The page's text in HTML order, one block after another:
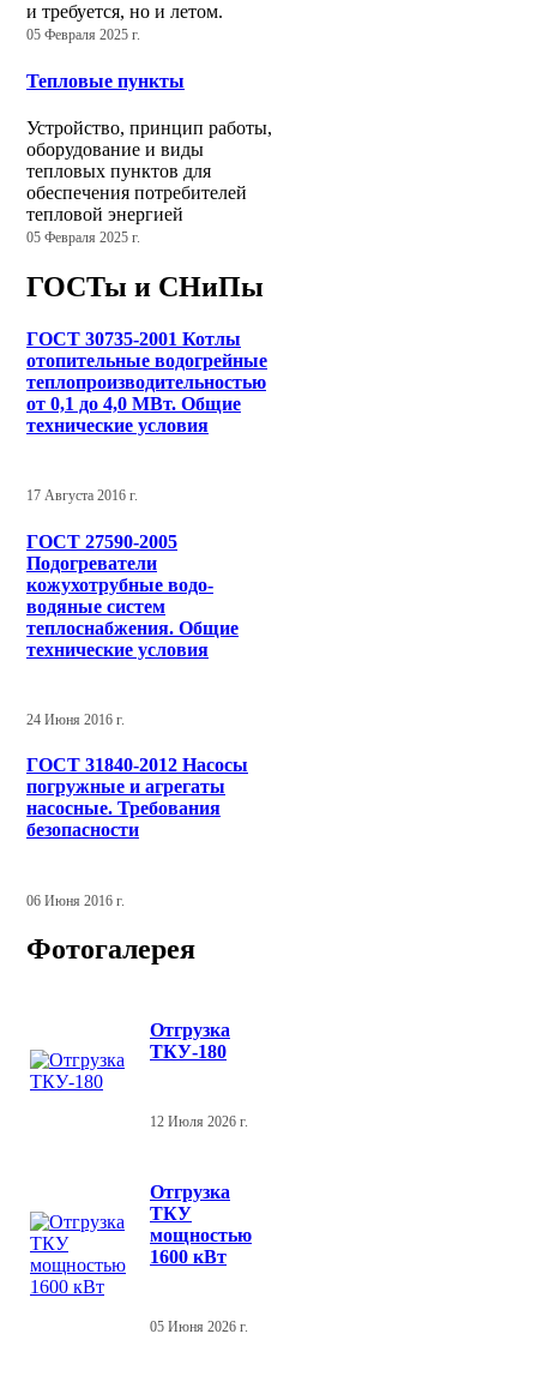
и требуется, но и летом.
05 Февраля 2025 г.
Тепловые пункты
Устройство, принцип работы,
оборудование и виды
тепловых пунктов для
обеспечения потребителей
тепловой энергией
05 Февраля 2025 г.
ГОСТы и СНиПы
ГОСТ 30735-2001 Котлы
отопительные водогрейные
теплопроизводительностью
от 0,1 до 4,0 МВт. Общие
технические условия
17 Августа 2016 г.
ГОСТ 27590-2005
Подогреватели
кожухотрубные водо-
водяные систем
теплоснабжения. Общие
технические условия
24 Июня 2016 г.
ГОСТ 31840-2012 Насосы
погружные и агрегаты
насосные. Требования
безопасности
06 Июня 2016 г.
Фотогалерея
Отгрузка
ТКУ-180
12 Июля 2026 г.
Отгрузка
ТКУ
мощностью
1600 кВт
05 Июня 2026 г.